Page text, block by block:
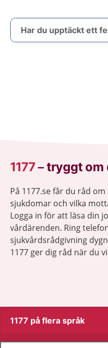
Har du upptäckt ett
1177–tryggt om
På 1177.se får du råd
sjukdomar och vilka
Logga in för att läsa din
vårdärenden. Ring
sjukvårdsrådgivning
1177 ger dig råd när du
1177 på flera språk